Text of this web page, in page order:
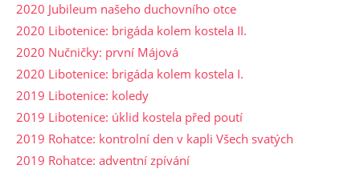
2020 Jubileum našeho duchovního otce
2020 Libotenice: brigáda kolem kostela II.
2020 Nučničky: první Májová
2020 Libotenice: brigáda kolem kostela I.
2019 Libotenice: koledy
2019 Libotenice: úklid kostela před poutí
2019 Rohatce: kontrolní den v kapli Všech svatých
2019 Rohatce: adventní zpívání